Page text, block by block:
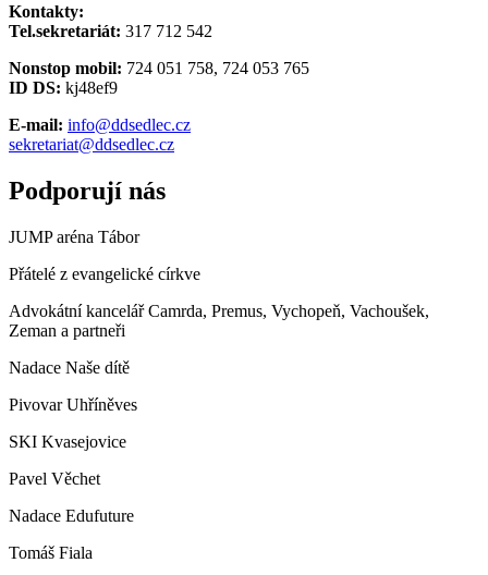
Kontakty:
Tel.sekretariát: 317 712 542
Nonstop mobil: 724 051 758, 724 053 765
ID DS: kj48ef9
E-mail: info@ddsedlec.cz
sekretariat@ddsedlec.cz
Podporují nás
JUMP aréna Tábor
Přátelé z evangelické církve
Advokátní kancelář Camrda, Premus, Vychopeň, Vachoušek,
Zeman a partneři
Nadace Naše dítě
Pivovar Uhříněves
SKI Kvasejovice
Pavel Věchet
Nadace Edufuture
Tomáš Fiala